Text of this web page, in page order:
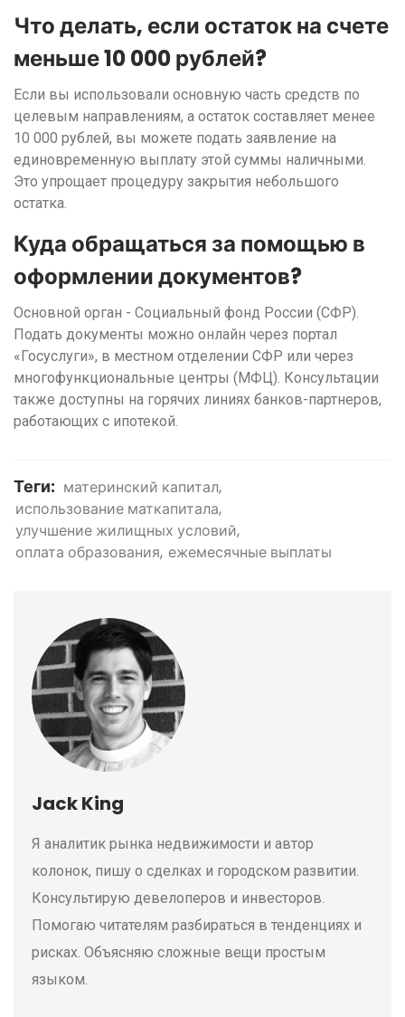
Что делать, если остаток на счете
меньше 10 000 рублей?
Если вы использовали основную часть средств по
целевым направлениям, а остаток составляет менее
10 000 рублей, вы можете подать заявление на
единовременную выплату этой суммы наличными.
Это упрощает процедуру закрытия небольшого
остатка.
Куда обращаться за помощью в
оформлении документов?
Основной орган - Социальный фонд России (СФР).
Подать документы можно онлайн через портал
«Госуслуги», в местном отделении СФР или через
многофункциональные центры (МФЦ). Консультации
также доступны на горячих линиях банков-партнеров,
работающих с ипотекой.
Теги: материнский капитал
использование маткапитала
улучшение жилищных условий
оплата образования ежемесячные выплаты
Jack King
Я аналитик рынка недвижимости и автор
колонок, пишу о сделках и городском развитии.
Консультирую девелоперов и инвесторов.
Помогаю читателям разбираться в тенденциях и
рисках. Объясняю сложные вещи простым
языком.